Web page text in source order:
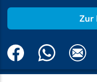
Zur